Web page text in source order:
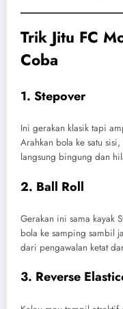
Trik Jitu FC
Coba
1. Stepover
Ini gerakan klasik tapi
Arahkan bola ke satu
langsung bingung dan
2. Ball Roll
Gerakan ini sama kayak
bola ke samping sambil
dari pengawalan ketat
3. Reverse